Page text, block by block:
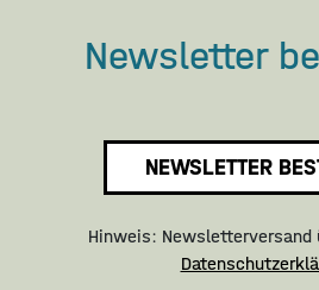
Newsletter
NEWSLETTER
Hinweis: Newsletterversand